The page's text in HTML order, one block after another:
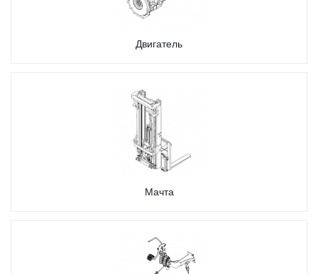
Двигатель
Мачта